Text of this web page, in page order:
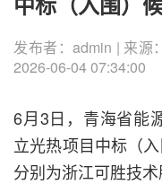
发布者：admin | 来源
2026-06-04 07:34:00
6月3日，青海省能
立光热项目中标（
分别为浙江可胜技